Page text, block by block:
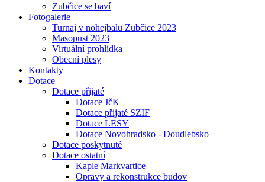
Zubčice se baví
Fotogalerie
Turnaj v nohejbalu Zubčice 2023
Masopust 2023
Virtuální prohlídka
Obecní plesy
Kontakty
Dotace
Dotace přijaté
Dotace JčK
Dotace přijaté SZIF
Dotace LESY
Dotace Novohradsko - Doudlebsko
Dotace poskytnuté
Dotace ostatní
Kaple Markvartice
Opravy a rekonstrukce budov